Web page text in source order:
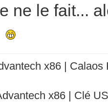
ne le fait...
x86 |
x86 | Clé